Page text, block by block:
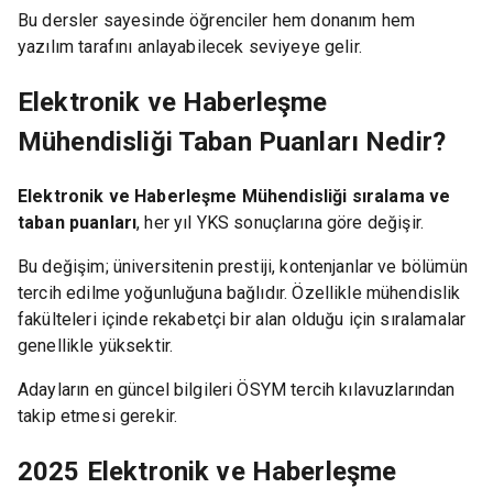
Bu dersler sayesinde öğrenciler hem donanım hem
yazılım tarafını anlayabilecek seviyeye gelir.
Elektronik ve Haberleşme
Mühendisliği Taban Puanları Nedir?
Elektronik ve Haberleşme Mühendisliği sıralama ve
taban puanları, her yıl YKS sonuçlarına göre değişir.
Bu değişim; üniversitenin prestiji, kontenjanlar ve bölümün
tercih edilme yoğunluğuna bağlıdır. Özellikle mühendislik
fakülteleri içinde rekabetçi bir alan olduğu için sıralamalar
genellikle yüksektir.
Adayların en güncel bilgileri ÖSYM tercih kılavuzlarından
takip etmesi gerekir.
2025 Elektronik ve Haberleşme